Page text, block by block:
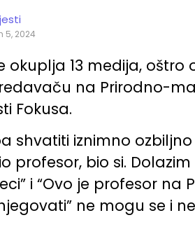
5, 2024
okuplja 13 medija,
na Prirodno-
Fokusa.
shvatiti iznimno
profesor, bio si.
i “Ovo je profesor na
ne mogu se i